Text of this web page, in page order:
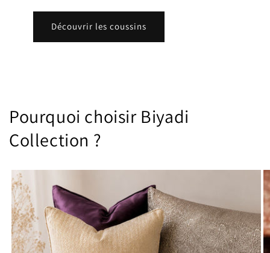
Découvrir les coussins
Pourquoi choisir Biyadi
Collection ?